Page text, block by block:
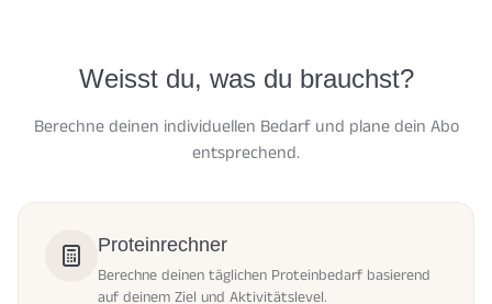
Weisst du, was du brauchst?
Berechne deinen individuellen Bedarf und plane dein Abo
entsprechend.
Proteinrechner
Berechne deinen täglichen Proteinbedarf basierend
auf deinem Ziel und Aktivitätslevel.